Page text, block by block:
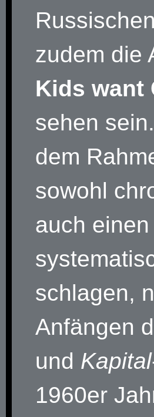
zudem die
Kids want
sehen
dem
sowohl
auch
schlagen,
Anfängen
und Kapital
1960er